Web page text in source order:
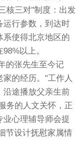
核三对"制度：出发
运行参数，到达时
系使得北京地区的
以上。
的张先生至今记
的经历。"工作人
沿途播放父亲生前
务的人文关怀，正
业心理辅导师会提
节设计抚慰家属情